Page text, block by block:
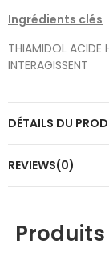
Ingrédients clés
THIAMIDOL ACIDE
INTERAGISSENT
DÉTAILS DU
REVIEWS(0)